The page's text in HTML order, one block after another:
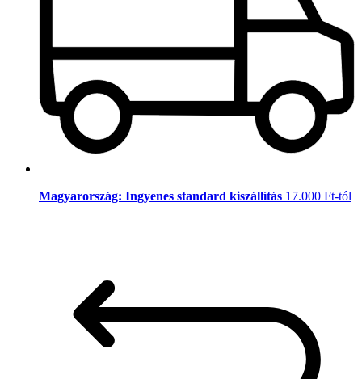
Magyarország: Ingyenes standard kiszállítás 17.000 Ft-tól